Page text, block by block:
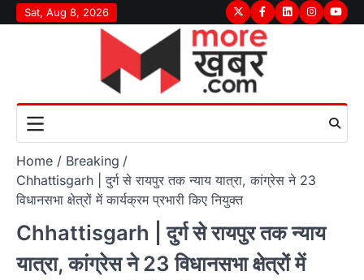
Skip
to
Sat, Aug 8, 2026 TwitterFacebook
LinkedInInstagram
Home
Breaking
Chhattisgarh | दुर्ग से रायपुर तक न्याय यात्रा, कांग्रेस ने 23
विधानसभा क्षेत्रों में कार्यक्रम प्रभारी किए नियुक्त
Chhattisgarh | दुर्ग से रायपुर तक न्याय
यात्रा, कांग्रेस ने 23 विधानसभा क्षेत्रों में